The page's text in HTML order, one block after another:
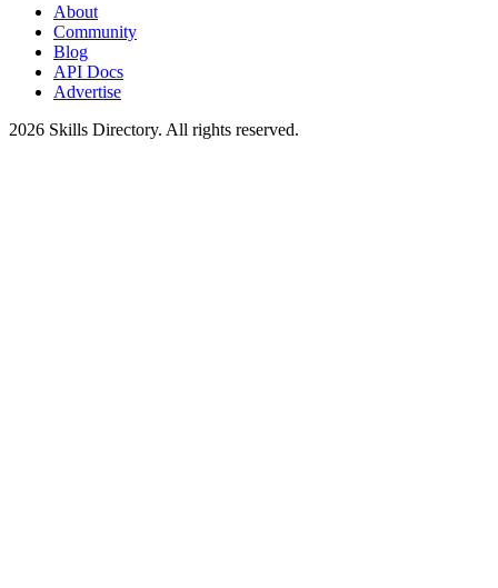
About
Community
Blog
API Docs
Advertise
2026 Skills Directory. All rights reserved.